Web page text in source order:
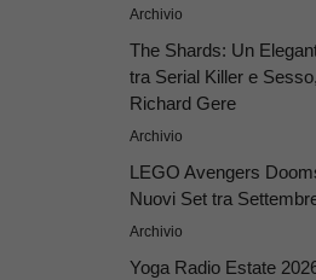
Archivio
The Shards: Un
tra Serial Killer e
Richard Gere
Archivio
LEGO Avengers
Nuovi Set tra
Archivio
Yoga Radio Estate